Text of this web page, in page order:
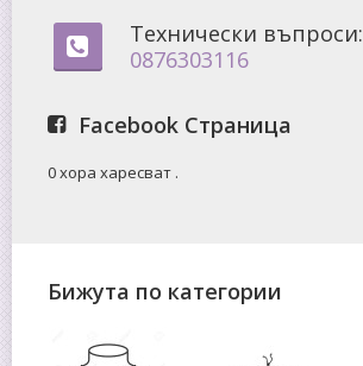
Технически въпроси:
0876303116
Facebook Страница
0 хора харесват .
Бижута по категории